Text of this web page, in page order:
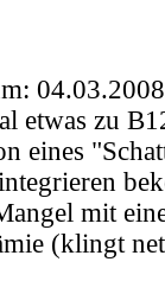
etwas zu
eines
mit
(klingt